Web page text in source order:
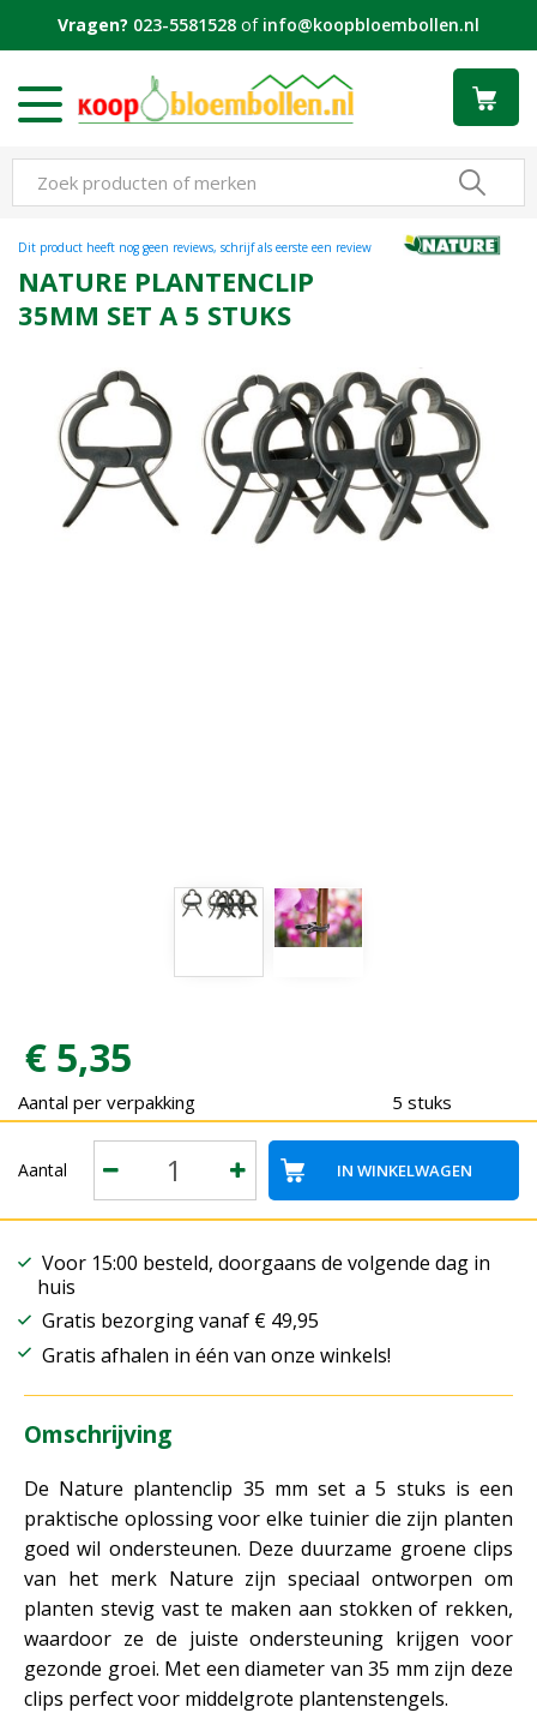
Vragen? 023-5581528 of info@koopbloembollen.nl
NATURE PLANTENCLIP
35MM SET A 5 STUKS
Dit product heeft nog geen reviews, schrijf als eerste een review
€ 5,35
Aantal per verpakking 5 stuks
Aantal
Voor 15:00 besteld, doorgaans de volgende dag in
huis
Gratis bezorging vanaf € 49,95
Gratis afhalen in één van onze winkels!
Omschrijving
De Nature plantenclip 35 mm set a 5 stuks is een
praktische oplossing voor elke tuinier die zijn planten
goed wil ondersteunen. Deze duurzame groene clips
van het merk Nature zijn speciaal ontworpen om
planten stevig vast te maken aan stokken of rekken,
waardoor ze de juiste ondersteuning krijgen voor
gezonde groei. Met een diameter van 35 mm zijn deze
clips perfect voor middelgrote plantenstengels.